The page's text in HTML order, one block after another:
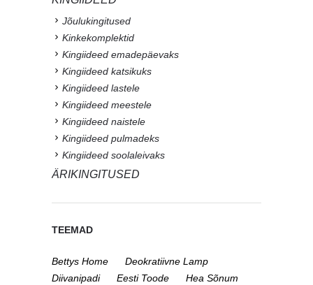
Jõulukingitused
Kinkekomplektid
Kingiideed emadepäevaks
Kingiideed katsikuks
Kingiideed lastele
Kingiideed meestele
Kingiideed naistele
Kingiideed pulmadeks
Kingiideed soolaleivaks
ÄRIKINGITUSED
TEEMAD
Bettys Home
Deokratiivne Lamp
Diivanipadi
Eesti Toode
Hea Sõnum